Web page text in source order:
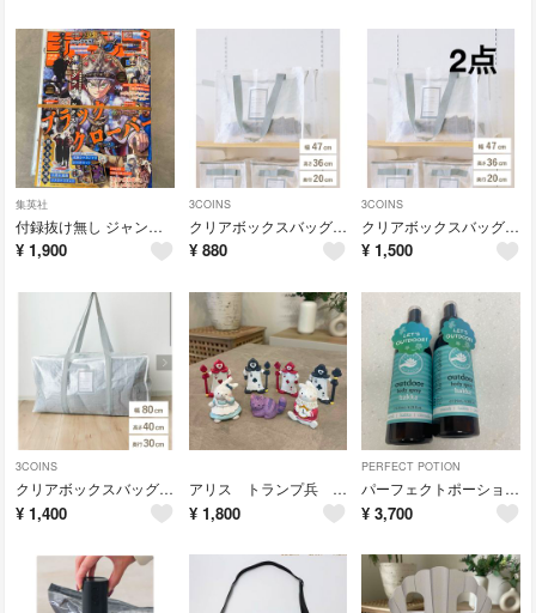
集英社
付録抜け無し ジャンプGIGA 2026 SPRING ジャンプギガ
¥ 1,900
3COINS
クリアボックスバッグ L 1個 スリーコインズ 収納 掃除
¥ 880
3COINS
クリアボックスバッグ L 2個 スリーコインズ 収納 掃除
¥ 1,500
3COINS
クリアボックスバッグ LL スリーコインズ 収納 掃除
¥ 1,400
アリス トランプ兵 シャム猫 うさぎ 7点 ナチュラルキッチン オブジェ
¥ 1,800
PERFECT POTION
パーフェクトポーション アウトドアボディスプレー ハッカ 125ml 虫除け
¥ 3,700